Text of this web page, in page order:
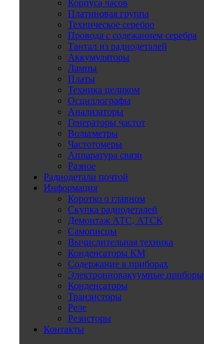
Корпуса часов
Платиновая группа
Техническое серебро
Провода с содежанием серебра
Тантал из радиодеталей
Аккумуляторы
Лампы
Платы
Техника целиком
Осциллографы
Анализаторы
Генераторы частот
Вольтметры
Частотомеры
Аппаратура связи
Разное
Радиодетали почтой
Информация
Коротко о главном
Скупка радиодеталей
Демонтаж АТС, АТСК
Самописцы
Вычислительная техника
Конденсаторы КМ
Содержание в приборах
Электронновакуумные приборы
Конденсаторы
Транзисторы
Реле
Резисторы
Контакты